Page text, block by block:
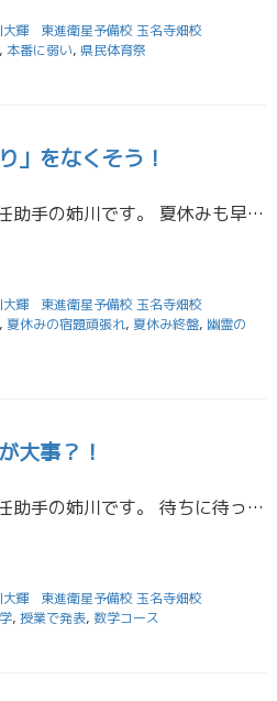
輝
東進衛星予備校 玉名寺畑校
, 本番に弱い, 県民体育祭
」をなくそう！
こんにちは！担任助手の姉川です。 夏休みも早いもので終盤に差し掛かったところですね...。 皆さん、今年の夏休みはどのように過ごしましたか？ ぜひ、皆さんの夏休みの思い出を聞かせてください！ 残りの期間をさらに有意義にす […]
輝
東進衛星予備校 玉名寺畑校
, 夏休みの宿題頑張れ, 夏休み終盤, 幽霊の
大事？！
こんにちは！担任助手の姉川です。 待ちに待った夏休みが始まりましたね！ 暑い日が続いたり、課題が多かったり、課外があったり、予習が大変だったり...などとなかなか十分に休める時間がなかったと思います。 この夏休みでしっか […]
輝
東進衛星予備校 玉名寺畑校
, 授業で発表, 数学コース